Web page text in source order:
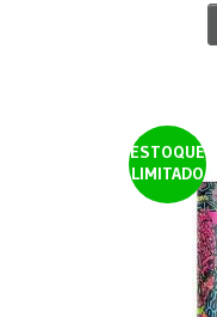
ESTOQUE
LIMITADO